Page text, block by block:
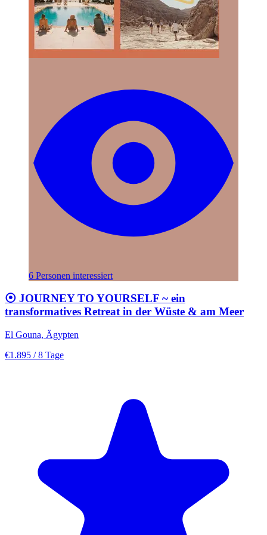
6 Personen interessiert
⦿ JOURNEY TO YOURSELF ~ ein
transformatives Retreat in der Wüste & am Meer
El Gouna, Ägypten
€1.895 / 8 Tage